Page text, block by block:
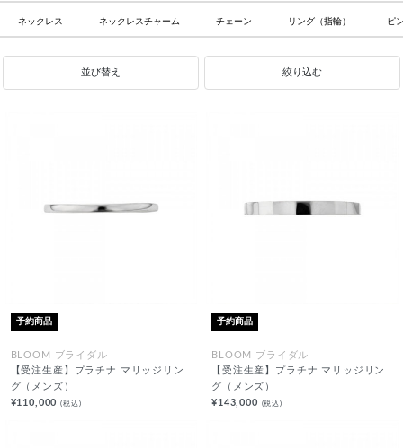
ネックレス ネックレスチャーム チェーン リング（指輪） ピ
並び替え 絞り込む
予約商品
BLOOM ブライダル
【受注生産】プラチナ マリッジリン
グ（メンズ）
¥110,000(税込)
予約商品
BLOOM ブライダル
【受注生産】プラチナ マリッジリン
グ（メンズ）
¥143,000 (税込)